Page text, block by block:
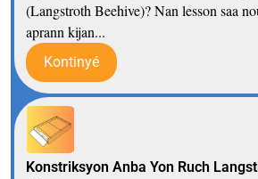
(Langstroth Beehive)? Nan lesson saa
aprann kijan...
Kontinyé
Konstriksyon Anba Yon Ruch